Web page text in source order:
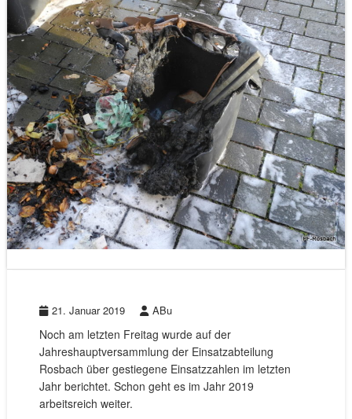
21. Januar 2019 ABu
Noch am letzten Freitag wurde auf der
Jahreshauptversammlung der Einsatzabteilung
Rosbach über gestiegene Einsatzzahlen im letzten
Jahr berichtet. Schon geht es im Jahr 2019
arbeitsreich weiter.